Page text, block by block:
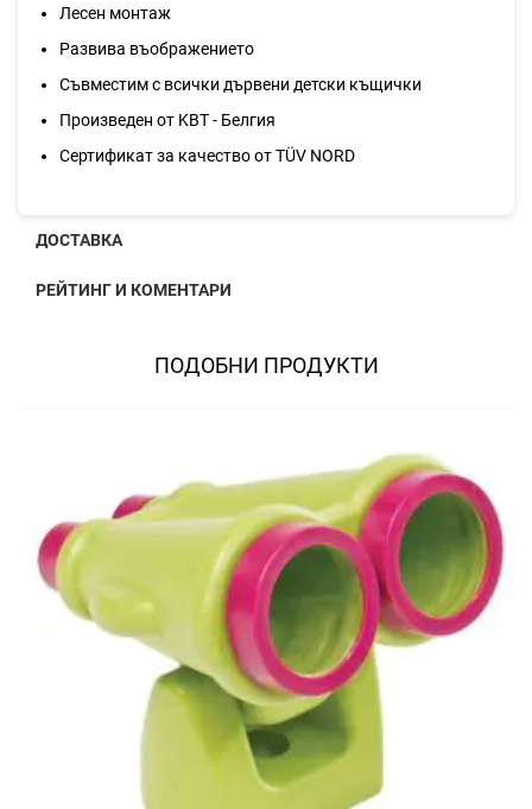
Лесен монтаж
Развива въображението
Съвместим с всички дървени детски къщички
Произведен от KBT - Белгия
Сертификат за качество от TÜV NORD
ДОСТАВКА
РЕЙТИНГ И КОМЕНТАРИ
ПОДОБНИ ПРОДУКТИ